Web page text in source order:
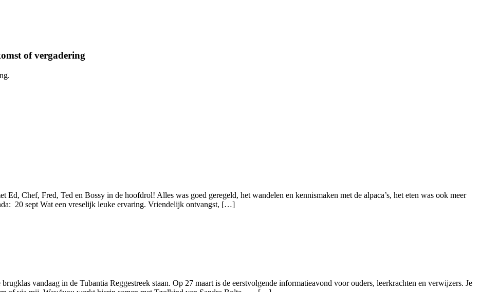
of vergadering
Ed, Chef, Fred, Ted en Bossy in de hoofdrol! Alles was goed geregeld, het wandelen en kennismaken met de alpaca’s, het eten was ook meer
20 sept Wat een vreselijk leuke ervaring. Vriendelijk ontvangst, […]
vandaag in de Tubantia Reggestreek staan. Op 27 maart is de eerstvolgende informatieavond voor ouders, leerkrachten en verwijzers. Je